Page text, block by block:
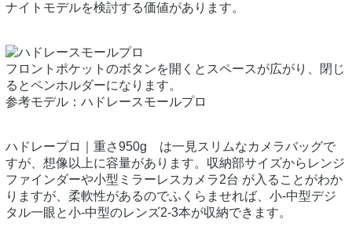
ナイトモデルを検討する価値があります。
フロントポケットのボタンを開くとスペースが広がり、閉じ
るとペンホルダーになります。
参考モデル：ハドレースモールプロ
ハドレープロ｜重さ950g は一見スリムなカメラバッグで
すが、想像以上に容量があります。収納部サイズからレンジ
ファインダーや小型ミラーレスカメラ2台 が入ることがわか
りますが、柔軟性があるのでふくらませれば、小-中型デジ
タル一眼と小-中型のレンズ2-3本が収納できます。